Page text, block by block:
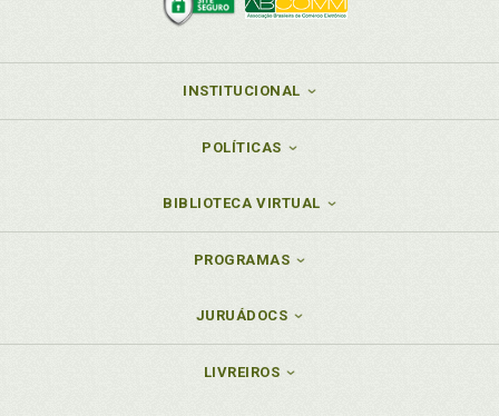
INSTITUCIONAL
POLÍTICAS
BIBLIOTECA VIRTUAL
PROGRAMAS
JURUÁDOCS
LIVREIROS